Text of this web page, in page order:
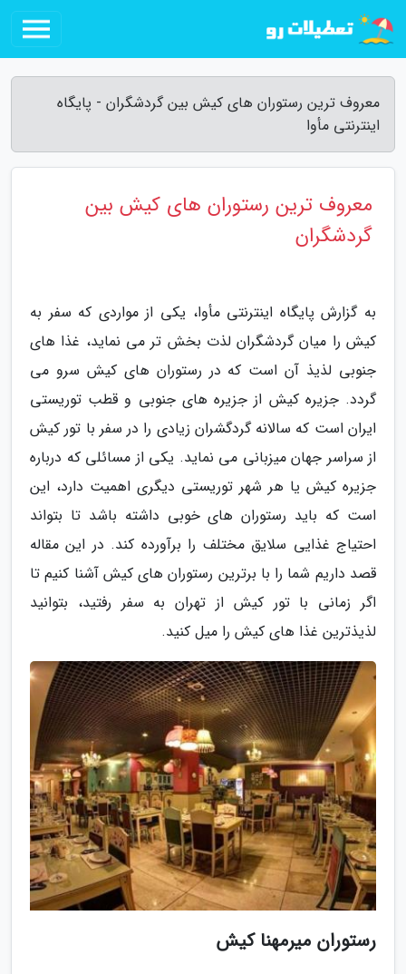
معروف ترین رستوران های کیش بین گردشگران - پایگاه
اینترنتی مأوا
معروف ترین رستوران های کیش بین
گردشگران
به گزارش پایگاه اینترنتی مأوا، یکی از مواردی که سفر به
کیش را میان گردشگران لذت بخش تر می نماید، غذا های
جنوبی لذیذ آن است که در رستوران های کیش سرو می
گردد. جزیره کیش از جزیره های جنوبی و قطب توریستی
ایران است که سالانه گردگشران زیادی را در سفر با تور کیش
از سراسر جهان میزبانی می نماید. یکی از مسائلی که درباره
جزیره کیش یا هر شهر توریستی دیگری اهمیت دارد، این
است که باید رستوران های خوبی داشته باشد تا بتواند
احتیاج غذایی سلایق مختلف را برآورده کند. در این مقاله
قصد داریم شما را با برترین رستوران های کیش آشنا کنیم تا
اگر زمانی با تور کیش از تهران به سفر رفتید، بتوانید
لذیذترین غذا های کیش را میل کنید.
رستوران میرمهنا کیش